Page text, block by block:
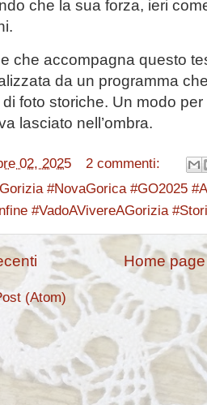
che la sua forza, ieri
che accompagna questo
da un programma
foto storiche. Un modo
lasciato nell’ombra.
02, 2025
2 commenti:
#NovaGorica #GO2025
#VadoAVivereAGorizia
Home page
(Atom)